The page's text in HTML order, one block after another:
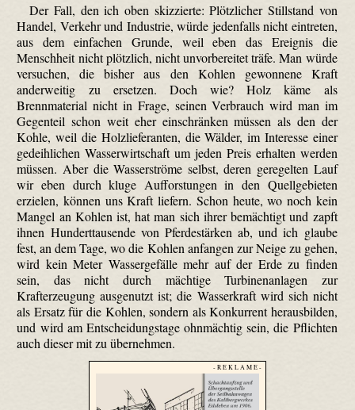
Der Fall, den ich oben skizzierte: Plötzlicher Stillstand von
Handel, Verkehr und Industrie, würde jedenfalls nicht eintreten,
aus dem einfachen Grunde, weil eben das Ereignis die
Menschheit nicht plötzlich, nicht unvorbereitet träfe. Man würde
versuchen, die bisher aus den Kohlen gewonnene Kraft
anderweitig zu ersetzen. Doch wie? Holz käme als
Brennmaterial nicht in Frage, seinen Verbrauch wird man im
Gegenteil schon weit eher einschränken müssen als den der
Kohle, weil die Holzlieferanten, die Wälder, im Interesse einer
gedeihlichen Wasserwirtschaft um jeden Preis erhalten werden
müssen. Aber die Wasserströme selbst, deren geregelten Lauf
wir eben durch kluge Aufforstungen in den Quellgebieten
erzielen, können uns Kraft liefern. Schon heute, wo noch kein
Mangel an Kohlen ist, hat man sich ihrer bemächtigt und zapft
ihnen Hunderttausende von Pferdestärken ab, und ich glaube
fest, an dem Tage, wo die Kohlen anfangen zur Neige zu gehen,
wird kein Meter Wassergefälle mehr auf der Erde zu finden
sein, das nicht durch mächtige Turbinenanlagen zur
Krafterzeugung ausgenutzt ist; die Wasserkraft wird sich nicht
als Ersatz für die Kohlen, sondern als Konkurrent herausbilden,
und wird am Entscheidungstage ohnmächtig sein, die Pflichten
auch dieser mit zu übernehmen.
- R E K L A M E -